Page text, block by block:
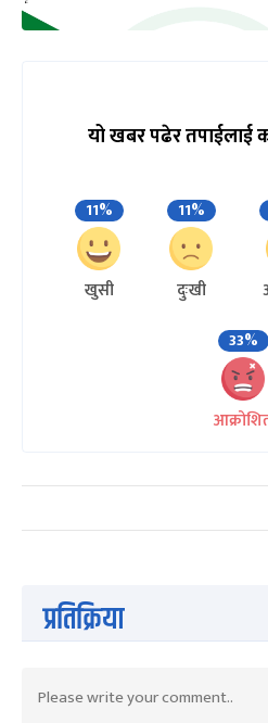
यो खबर पढेर तपाईलाई
11%
खुसी
11%
दुःखी
33%
प्रतिक्रिया